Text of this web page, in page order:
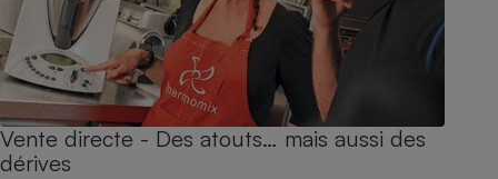
Vente directe - Des atouts… mais aussi des
dérives